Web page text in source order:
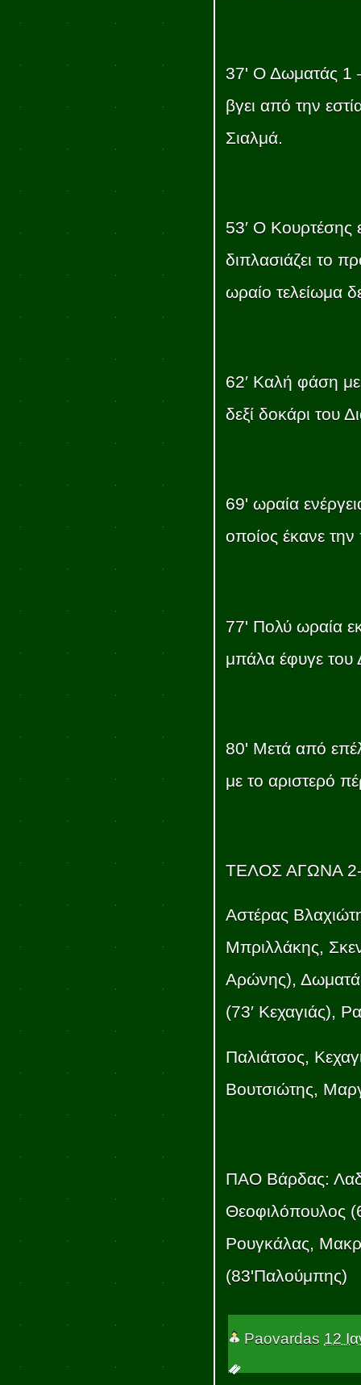
37' Ο Δωματάς 1
βγει από την
Σιαλμά.
53′ Ο Κουρτέσης
διπλασιάζει το
ωραίο τελείωμα
62′ Καλή φάση
δεξί δοκάρι του
69' ωραία
οποίος έκανε
77' Πολύ ωραία
μπάλα έφυγε του
80' Μετά από
με το αριστερό
ΤΕΛΟΣ ΑΓΩΝΑ
Αστέρας
Μπριλλάκης,
Αρώνης),
(73′ Κεχαγιάς),
Παλιάτσος,
Βουτσιώτης,
ΠΑΟ Βάρδας:
Θεοφιλόπουλος
Ρουγκάλας,
(83'Παλούμπης)
Paovardas 12